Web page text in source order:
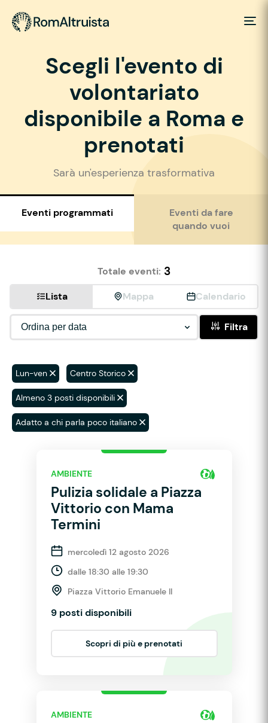
Scegli l'evento di
volontariato
disponibile a Roma e
prenotati
Sarà un'esperienza trasformativa
Eventi programmati
Eventi da fare
quando vuoi
Totale eventi: 3
Lista Mappa Calendario
Filtra
Lun-ven Centro Storico
Almeno 3 posti disponibili
Adatto a chi parla poco italiano
AMBIENTE
Pulizia solidale a Piazza
Vittorio con Mama
Termini
mercoledì 12 agosto 2026
dalle 18:30 alle 19:30
Piazza Vittorio Emanuele II
9 posti disponibili
Scopri di più e prenotati
AMBIENTE